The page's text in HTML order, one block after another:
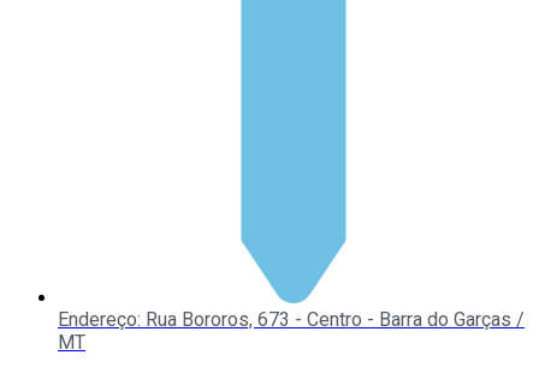
Endereço: Rua Bororos, 673 - Centro - Barra do Garças /
MT